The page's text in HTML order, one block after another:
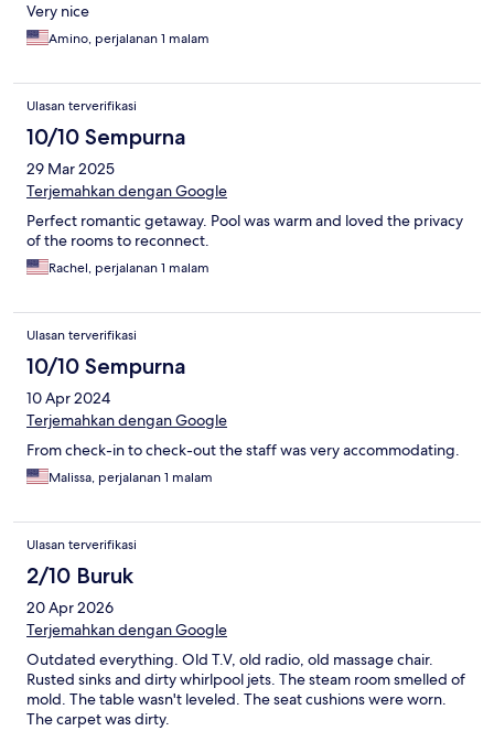
Very nice
Amino, perjalanan 1 malam
Ulasan terverifikasi
10/10 Sempurna
29 Mar 2025
Terjemahkan dengan Google
Perfect romantic getaway. Pool was warm and loved the privacy
of the rooms to reconnect.
Rachel, perjalanan 1 malam
Ulasan terverifikasi
10/10 Sempurna
10 Apr 2024
Terjemahkan dengan Google
From check-in to check-out the staff was very accommodating.
Malissa, perjalanan 1 malam
Ulasan terverifikasi
2/10 Buruk
20 Apr 2026
Terjemahkan dengan Google
Outdated everything. Old T.V, old radio, old massage chair.
Rusted sinks and dirty whirlpool jets. The steam room smelled of
mold. The table wasn't leveled. The seat cushions were worn.
The carpet was dirty.